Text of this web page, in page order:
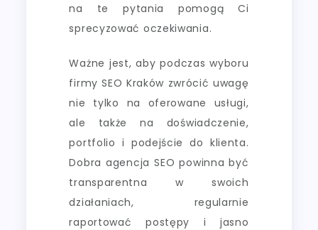
na te pytania pomogą Ci
sprecyzować oczekiwania.
Ważne jest, aby podczas wyboru
firmy SEO Kraków zwrócić uwagę
nie tylko na oferowane usługi,
ale także na doświadczenie,
portfolio i podejście do klienta.
Dobra agencja SEO powinna być
transparentna w swoich
działaniach, regularnie
raportować postępy i jasno